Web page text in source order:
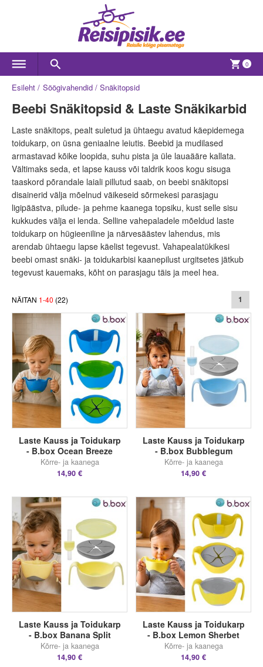
0
Esileht Söögivahendid Snäkitopsid
Beebi Snäkitopsid & Laste Snäkikarbid
Laste snäkitops, pealt suletud ja ühtaegu avatud käepidemega
toidukarp, on üsna geniaalne leiutis. Beebid ja mudilased
armastavad kõike loopida, suhu pista ja üle lauaääre kallata.
Vältimaks seda, et lapse kauss või taldrik koos kogu sisuga
taaskord põrandale laiali pillutud saab, on beebi snäkitopsi
disainerid välja mõelnud väikeseid sõrmekesi parasjagu
ligipäästva, pilude- ja pehme kaanega topsiku, kust selle sisu
kukkudes välja ei lenda. Selline vahepaladele mõeldud laste
toidukarp on hügieeniline ja närvesäästev lahendus, mis
arendab ühtaegu lapse käelist tegevust. Vahapealatükikesi
beebi omast snäki- ja toidukarbisi kaanepilust urgitsetes jätkub
tegevust kauemaks, kõht on parasjagu täis ja meel hea.
NÄITAN 1-40 (22) 1
Laste Kauss ja Toidukarp
- B.box Ocean Breeze
Kõrre- ja kaanega
14,90 €
Laste Kauss ja Toidukarp
- B.box Bubblegum
Kõrre- ja kaanega
14,90 €
Laste Kauss ja Toidukarp
- B.box Banana Split
Kõrre- ja kaanega
14,90 €
Laste Kauss ja Toidukarp
- B.box Lemon Sherbet
Kõrre- ja kaanega
14,90 €